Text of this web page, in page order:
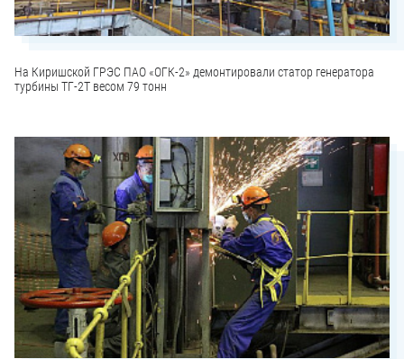
На Киришской ГРЭС ПАО «ОГК-2» демонтировали статор генератора
турбины ТГ-2Т весом 79 тонн